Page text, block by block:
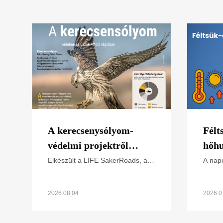
A kerecsenysólyom-
védelmi projektről
képekben (letölthető
Elkészült a LIFE SakerRoads, a
főbb tevékenységeit összefoglaló
2026.08.04
A